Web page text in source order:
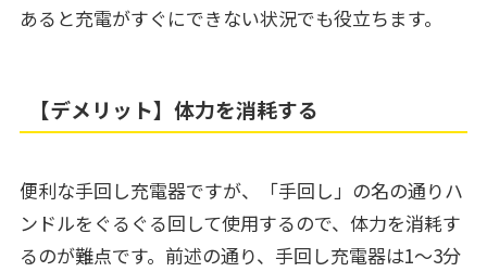
あると充電がすぐにできない状況でも役立ちます。
【デメリット】体力を消耗する
便利な手回し充電器ですが、「手回し」の名の通りハ
ンドルをぐるぐる回して使用するので、体力を消耗す
るのが難点です。前述の通り、手回し充電器は1～3分